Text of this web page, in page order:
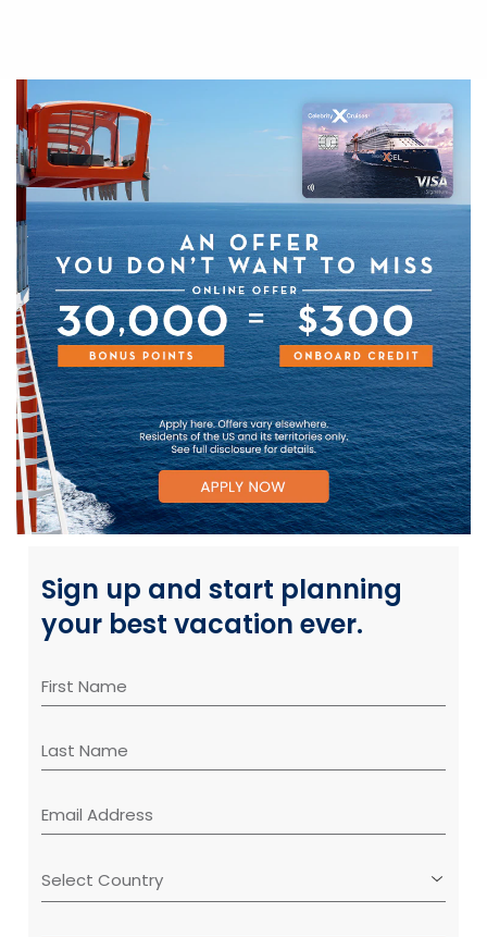
Sign up and start planning
your best vacation ever.